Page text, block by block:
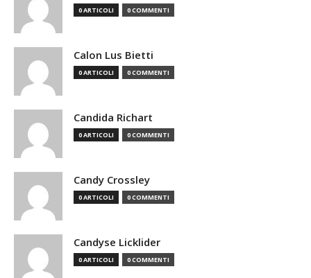
0 ARTICOLI 0 COMMENTI
Calon Lus Bietti
0 ARTICOLI 0 COMMENTI
Candida Richart
0 ARTICOLI 0 COMMENTI
Candy Crossley
0 ARTICOLI 0 COMMENTI
Candyse Licklider
0 ARTICOLI 0 COMMENTI